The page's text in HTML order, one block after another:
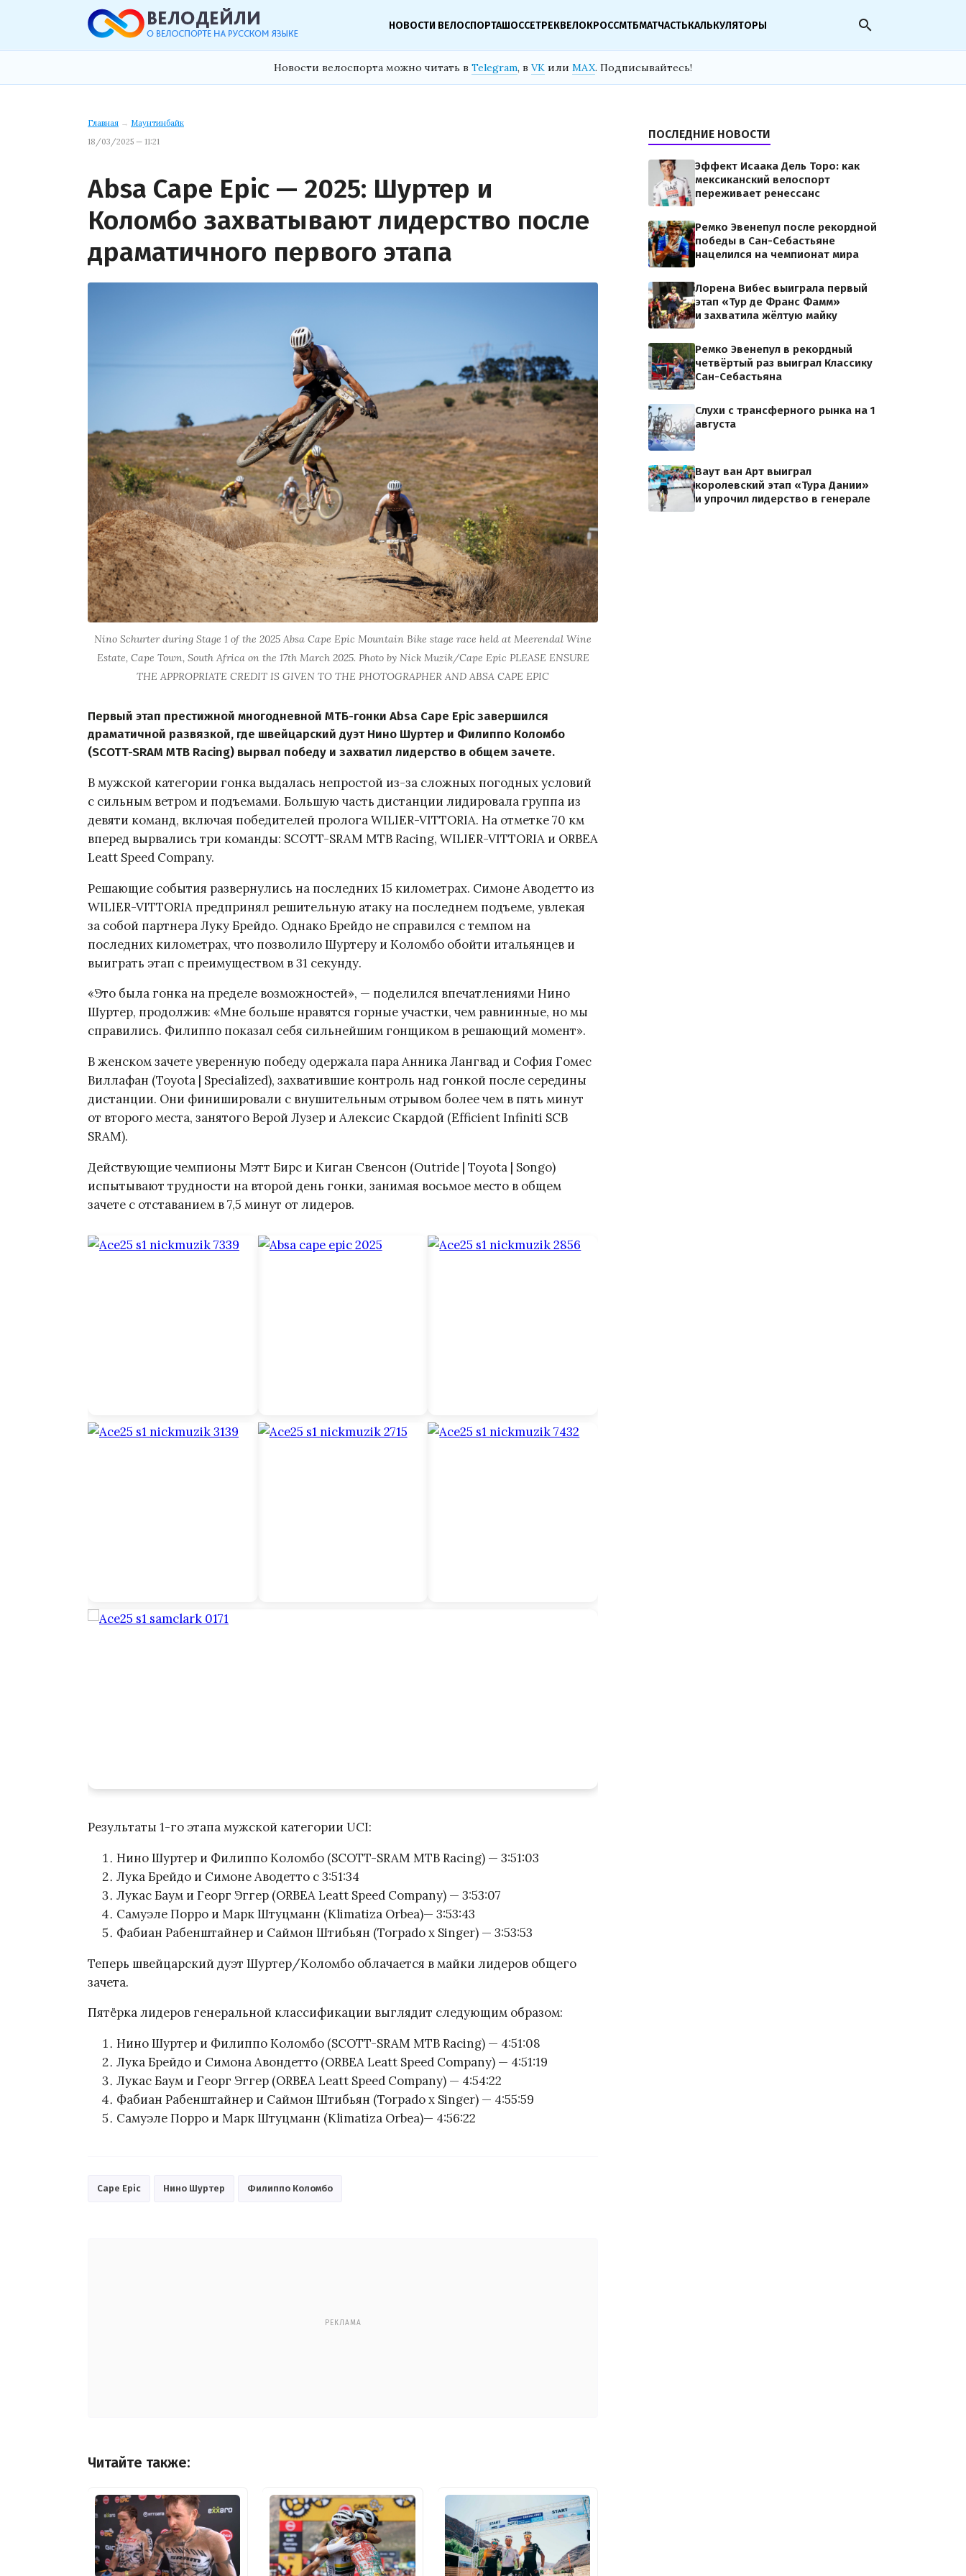
НОВОСТИ ВЕЛОСПОРТАШОССЕТРЕКВЕЛОКРОССМТБМАТЧАСТЬКАЛЬКУЛЯТОРЫ search
Новости велоспорта можно читать в Telegram, в VK или MAX. Подписывайтесь!
Главная → Маунтинбайк
18/03/2025 — 11:21
Absa Cape Epic — 2025: Шуртер и
Коломбо захватывают лидерство после
драматичного первого этапа
Nino Schurter during Stage 1 of the 2025 Absa Cape Epic Mountain Bike stage race held at Meerendal Wine
Estate, Cape Town, South Africa on the 17th March 2025. Photo by Nick Muzik/Cape Epic PLEASE ENSURE
THE APPROPRIATE CREDIT IS GIVEN TO THE PHOTOGRAPHER AND ABSA CAPE EPIC
Первый этап престижной многодневной МТБ-гонки Absa Cape Epic завершился
драматичной развязкой, где швейцарский дуэт Нино Шуртер и Филиппо Коломбо
(SCOTT-SRAM MTB Racing) вырвал победу и захватил лидерство в общем зачете.
В мужской категории гонка выдалась непростой из-за сложных погодных условий
с сильным ветром и подъемами. Большую часть дистанции лидировала группа из
девяти команд, включая победителей пролога WILIER-VITTORIA. На отметке 70 км
вперед вырвались три команды: SCOTT-SRAM MTB Racing, WILIER-VITTORIA и ORBEA
Leatt Speed ​​Company.
Решающие события развернулись на последних 15 километрах. Симоне Аводетто из
WILIER-VITTORIA предпринял решительную атаку на последнем подъеме, увлекая
за собой партнера Луку Брейдо. Однако Брейдо не справился с темпом на
последних километрах, что позволило Шуртеру и Коломбо обойти итальянцев и
выиграть этап с преимуществом в 31 секунду.
«Это была гонка на пределе возможностей», — поделился впечатлениями Нино
Шуртер, продолжив: «Мне больше нравятся горные участки, чем равнинные, но мы
справились. Филиппо показал себя сильнейшим гонщиком в решающий момент».
В женском зачете уверенную победу одержала пара Анника Лангвад и София Гомес
Виллафан (Toyota | Specialized), захватившие контроль над гонкой после середины
дистанции. Они финишировали с внушительным отрывом более чем в пять минут
от второго места, занятого Верой Лузер и Алексис Скардой (Efficient Infiniti SCB
SRAM).
Действующие чемпионы Мэтт Бирс и Киган Свенсон (Outride | Toyota | Songo)
испытывают трудности на второй день гонки, занимая восьмое место в общем
зачете с отставанием в 7,5 минут от лидеров.
Результаты 1-го этапа мужской категории UCI:
Нино Шуртер и Филиппо Коломбо (SCOTT-SRAM MTB Racing) — 3:51:03
Лука Брейдо и Симоне Аводетто с 3:51:34
Лукас Баум и Георг Эггер (ORBEA Leatt Speed ​​Company) — 3:53:07
Самуэле Порро и Марк Штуцманн (Klimatiza Orbea)— 3:53:43
Фабиан Рабенштайнер и Саймон Штибьян (Torpado x Singer) — 3:53:53
Теперь швейцарский дуэт Шуртер/Коломбо облачается в майки лидеров общего
зачета.
Пятёрка лидеров генеральной классификации выглядит следующим образом:
Нино Шуртер и Филиппо Коломбо (SCOTT-SRAM MTB Racing) — 4:51:08
Лука Брейдо и Симона Авондетто (ORBEA Leatt Speed ​​Company) — 4:51:19
Лукас Баум и Георг Эггер (ORBEA Leatt Speed ​​Company) — 4:54:22
Фабиан Рабенштайнер и Саймон Штибьян (Torpado x Singer) — 4:55:59
Самуэле Порро и Марк Штуцманн (Klimatiza Orbea)— 4:56:22
Cape Epic Нино Шуртер Филиппо Коломбо
РЕКЛАМА
Читайте также:
ПОСЛЕДНИЕ НОВОСТИ
Эффект Исаака Дель Торо: как
мексиканский велоспорт
переживает ренессанс
Ремко Эвенепул после рекордной
победы в Сан-Себастьяне
нацелился на чемпионат мира
Лорена Вибес выиграла первый
этап «Тур де Франс Фамм»
и захватила жёлтую майку
Ремко Эвенепул в рекордный
четвёртый раз выиграл Классику
Сан-Себастьяна
Слухи с трансферного рынка на 1
августа
Ваут ван Арт выиграл
королевский этап «Тура Дании»
и упрочил лидерство в генерале